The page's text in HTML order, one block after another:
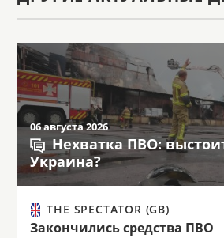
06 августа 2026
Нехватка ПВО:
Украина?
THE SPECTATOR (GB)
Закончились средства ПВО